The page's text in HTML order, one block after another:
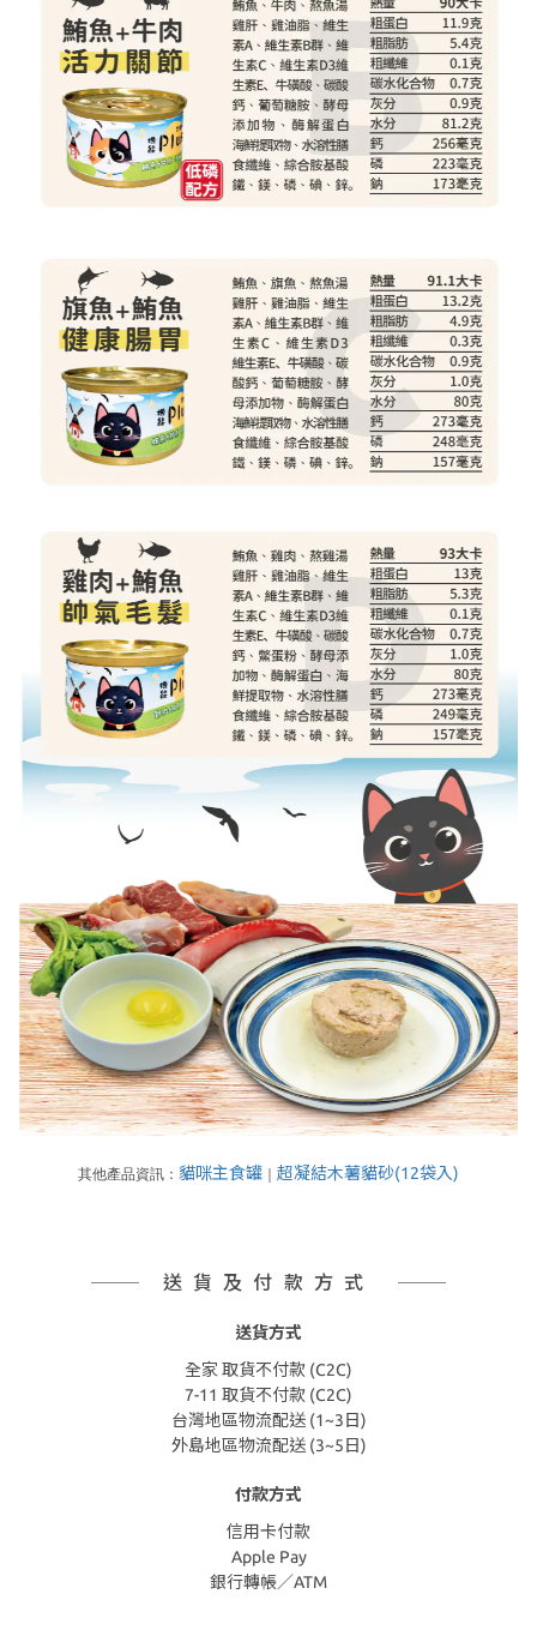
其他產品資訊： 貓咪主食罐 超凝結木薯貓砂(12袋入)
送貨及付款方式
送貨方式
全家 取貨不付款 (C2C)
7-11 取貨不付款 (C2C)
台灣地區物流配送 (1~3日)
外島地區物流配送 (3~5日)
付款方式
信用卡付款
Apple Pay
銀行轉帳／ATM